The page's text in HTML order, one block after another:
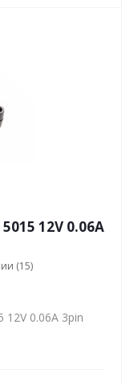
12V 0.06A
(15)
12V 0.06A 3pin